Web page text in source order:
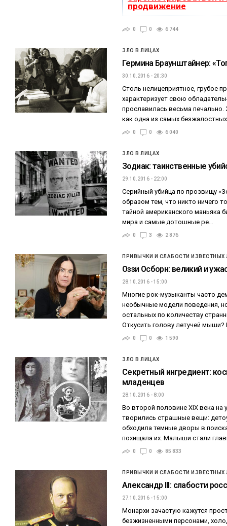
продвижение
0 0 6 744
ЗЛО В ЛИЦАХ
Гермина Браунштайнер:
30.10.2016 - 20:30
Столь нелицеприятное, грубое
характеризует свою
прославилась весьма
как одна из самых
0 0 6 040
ЗЛО В ЛИЦАХ
Зодиак: таинственные
29.10.2016 - 22:00
Серийный убийца по прозвищу
образом тем, что никто ничего
тайной американского маньяка
мира и самые дотошные ре…
0 3 2 876
ПРИВЫЧКИ И СЛАБОСТИ
Оззи Осборн: великий и
28.10.2016 - 15:00
Многие рок-музыканты часто
необычные модели поведения,
остальных по количеству
Откусить голову летучей
0 0 1 590
ЗЛО В ЛИЦАХ
Секретный ингредиент:
младенцев
28.10.2016 - 8:00
Во второй половине XIX века на
творились страшные вещи:
обходила темные дворы в
похищала их. Малыши стали
0 0 85 833
ПРИВЫЧКИ И СЛАБОСТИ
Александр III: слабости
27.10.2016 - 15:00
Монархи зачастую кажутся
безжизненными персонами,